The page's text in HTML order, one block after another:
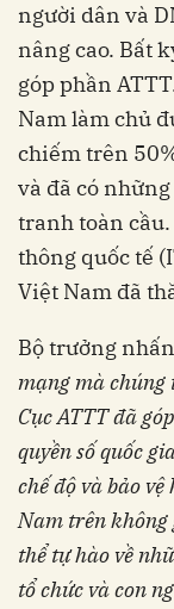
người dân và
nâng cao. Bất
góp phần
Nam làm chủ
chiếm trên
và đã có
tranh toàn
thông quốc tế
Việt Nam đã
Bộ trưởng
mạng mà chúng
Cục ATTT đã
quyền số quốc
chế độ và bảo
Nam trên không
thể tự hào về
tổ chức và con